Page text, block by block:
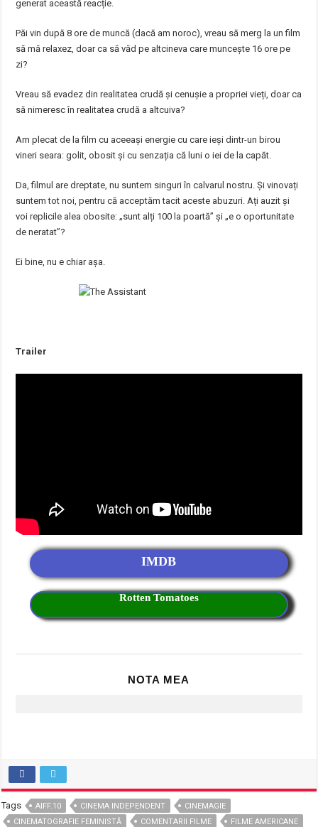
generat această reacție.
Păi vin după 8 ore de muncă (dacă am noroc), vreau să merg la un film
să mă relaxez, doar ca să văd pe altcineva care muncește 16 ore pe
zi?
Vreau să evadez din realitatea crudă și cenușie a propriei vieți, doar ca
să nimeresc în realitatea crudă a altcuiva?
Am plecat de la film cu aceeași energie cu care ieși dintr-un birou
vineri seara: golit, obosit și cu senzația că luni o iei de la capăt.
Da, filmul are dreptate, nu suntem singuri în calvarul nostru. Și vinovați
suntem tot noi, pentru că acceptăm tacit aceste abuzuri. Ați auzit și
voi replicile alea obosite: „sunt alți 100 la poartă” și „e o oportunitate
de neratat”?
Ei bine, nu e chiar așa.
Trailer
IMDB
Rotten Tomatoes
Tags AIFF.10 CINEMA INDEPENDENT
CINEMAGIE
CINEMATOGRAFIE FEMINISTĂ
COMENTARII FILME
FILME AMERICANE